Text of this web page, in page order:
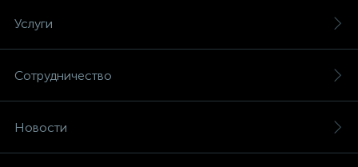
Услуги
Сотрудничество
Новости